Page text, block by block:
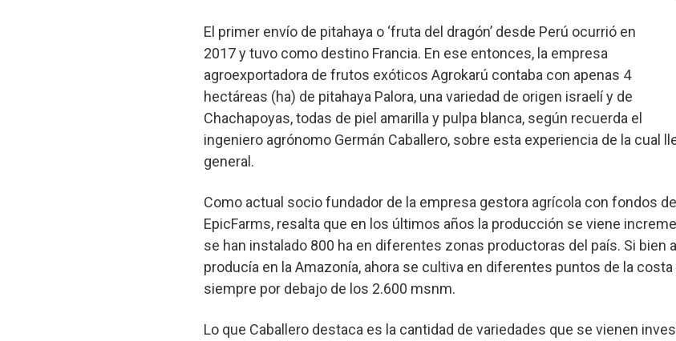
El primer envío de pitahaya o ‘fruta del dragón’ desde Perú ocurrió en
2017 y tuvo como destino Francia. En ese entonces, la empresa
agroexportadora de frutos exóticos Agrokarú contaba con apenas 4
hectáreas (ha) de pitahaya Palora, una variedad de origen israelí y de
Chachapoyas, todas de piel amarilla y pulpa blanca, según recuerda el
ingeniero agrónomo Germán Caballero, sobre esta experiencia de la cual
general.
Como actual socio fundador de la empresa gestora agrícola con fondos
EpicFarms, resalta que en los últimos años la producción se viene
se han instalado 800 ha en diferentes zonas productoras del país. Si bien
producía en la Amazonía, ahora se cultiva en diferentes puntos de la costa
siempre por debajo de los 2.600 msnm.
Lo que Caballero destaca es la cantidad de variedades que se vienen